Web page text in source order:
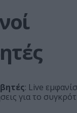
: Live
για το